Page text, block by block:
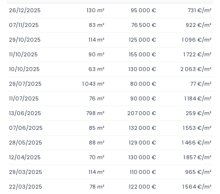
26/12/2025
130 m² 95 000 €
731 €/m²
07/11/2025
83 m² 76 500 €
922 €/m²
29/10/2025
114 m² 125 000 €
1 096 €/m²
11/10/2025
90 m² 155 000 €
1 722 €/m²
10/10/2025
63 m² 130 000 €
2 063 €/m²
29/07/2025
1 043 m² 80 000 €
77 €/m²
11/07/2025
76 m² 90 000 €
1 184 €/m²
13/06/2025
798 m² 207 000 €
259 €/m²
07/06/2025
85 m² 132 000 €
1 553 €/m²
28/05/2025
88 m² 129 000 €
1 466 €/m²
12/04/2025
70 m² 130 000 €
1 857 €/m²
29/03/2025
114 m² 110 000 €
965 €/m²
22/03/2025
78 m² 122 000 €
1 564 €/m²